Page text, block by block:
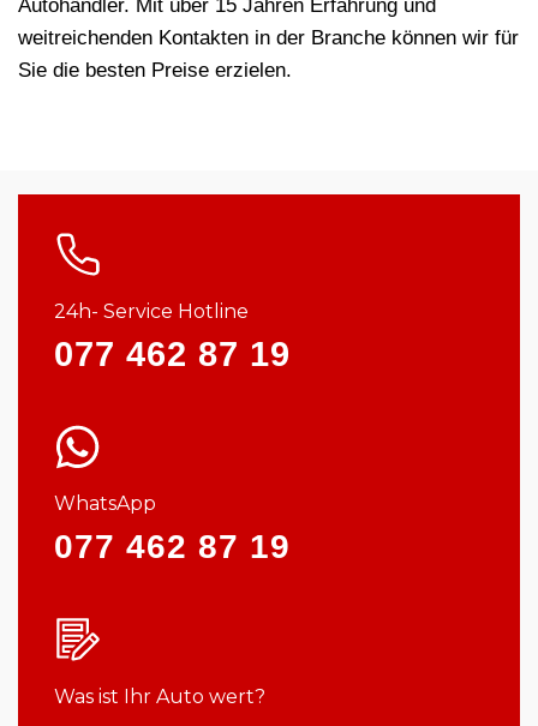
Autohändler. Mit über 15 Jahren Erfahrung und
weitreichenden Kontakten in der Branche können wir für
Sie die besten Preise erzielen.
24h- Service Hotline
077 462 87 19
WhatsApp
077 462 87 19
Was ist Ihr Auto wert?